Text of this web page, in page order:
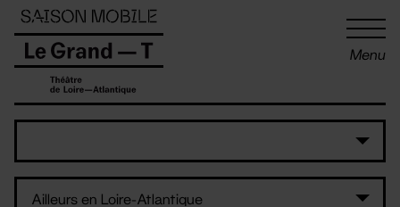
Menu
Panneau de gestion des cookies